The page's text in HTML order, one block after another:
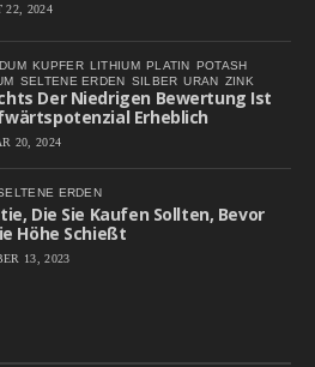
22, 2024
KUPFER LITHIUM PLATIN POTASH
SELTENE ERDEN SILBER URAN ZINK
Der Niedrigen Bewertung Ist
Erheblich
20, 2024
ERDEN
Die Sie Kaufen Sollten, Bevor
Höhe Schießt
13, 2023